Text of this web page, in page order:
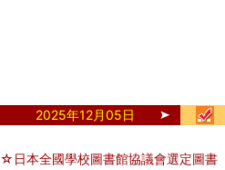
2025年12月05日
☆日本全國學校圖書館協議會選定圖書